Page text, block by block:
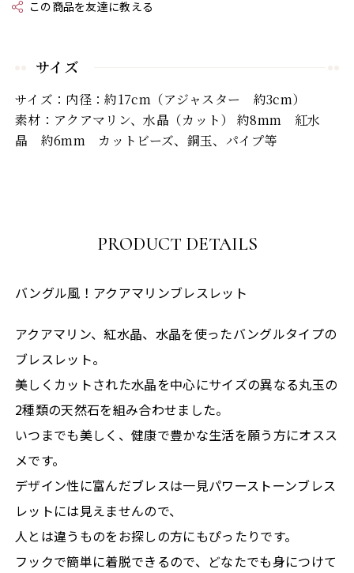
この商品を友達に教える
サイズ
サイズ：内径：約17cm（アジャスター 約3cm）
素材：アクアマリン、水晶（カット） 約8mm 紅水
晶 約6mm カットビーズ、銅玉、パイプ等
PRODUCT DETAILS
バングル風！アクアマリンブレスレット
アクアマリン、紅水晶、水晶を使ったバングルタイプの
ブレスレット。
美しくカットされた水晶を中心にサイズの異なる丸玉の
2種類の天然石を組み合わせました。
いつまでも美しく、健康で豊かな生活を願う方にオスス
メです。
デザイン性に富んだブレスは一見パワーストーンブレス
レットには見えませんので、
人とは違うものをお探しの方にもぴったりです。
フックで簡単に着脱できるので、どなたでも身につけて